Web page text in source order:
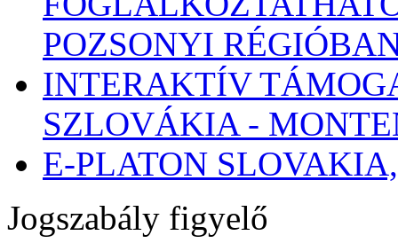
POZSONYI
INTERAKTÍV
SZLOVÁKIA -
E-PLATON
Jogszabály figyelő